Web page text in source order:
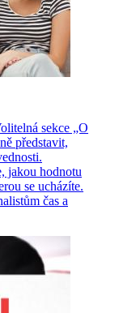
sekce „O
představit,
jakou hodnotu
se ucházíte.
čas a